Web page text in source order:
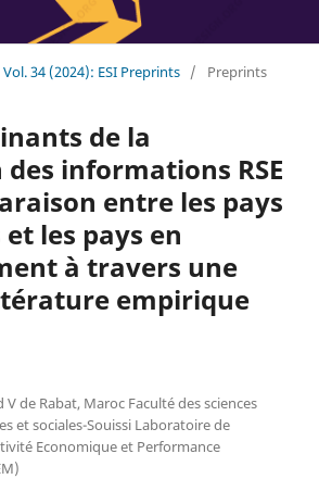
Vol. 34 (2024): ESI Preprints / Preprints
de la
informations RSE
entre les pays
les pays en
à travers une
empirique
de Rabat, Maroc Faculté des sciences
et sociales-Souissi Laboratoire de
Economique et Performance